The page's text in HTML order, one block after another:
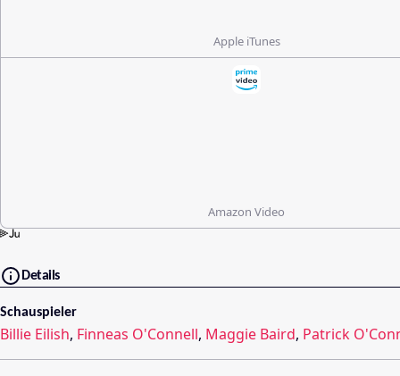
Apple iTunes
Amazon Video
Details
Schauspieler
Billie Eilish, Finneas O'Connell, Maggie Baird, Patrick